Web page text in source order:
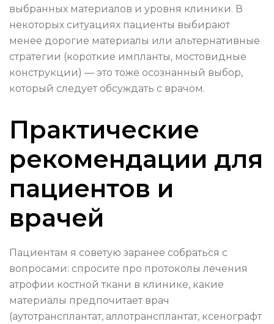
выбранных материалов и уровня клиники. В
некоторых ситуациях пациенты выбирают
менее дорогие материалы или альтернативные
стратегии (короткие импланты, мостовидные
конструкции) — это тоже осознанный выбор,
который следует обсуждать с врачом.
Практические
рекомендации для
пациентов и
врачей
Пациентам я советую заранее собраться с
вопросами: спросите про протоколы лечения
атрофии костной ткани в клинике, какие
материалы предпочитает врач
(аутотрансплантат, аллотрансплантат, ксенографт